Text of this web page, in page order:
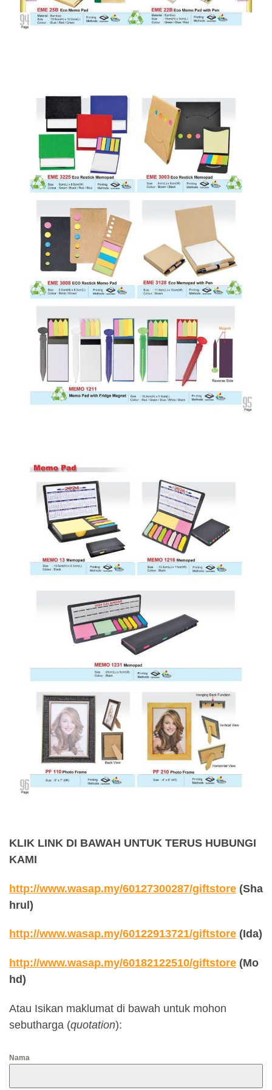
KLIK LINK DI BAWAH UNTUK TERUS HUBUNGI
KAMI
http://www.wasap.my/60127300287/giftstore (Sha
hrul)
http://www.wasap.my/60122913721/giftstore (Ida)
http://www.wasap.my/60182122510/giftstore (Mo
hd)
Atau Isikan maklumat di bawah untuk mohon
sebutharga (quotation):
Nama